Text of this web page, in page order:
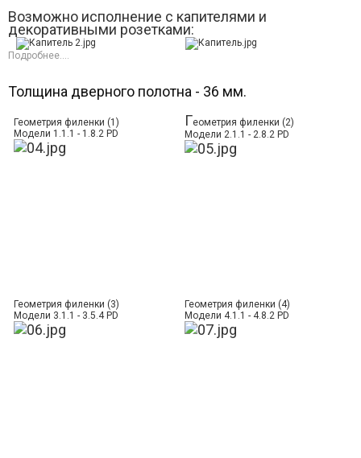
Возможно исполнение с капителями и
декоративными розетками:
Подробнее....
Толщина дверного полотна - 36 мм.
Геометрия филенки (1)
Модели 1.1.1 - 1.8.2 PD
Геометрия филенки (2)
Модели 2.1.1 - 2.8.2 PD
Геометрия филенки (3)
Модели 3.1.1 - 3.5.4 PD
Геометрия филенки (4)
Модели 4.1.1 - 4.8.2 PD